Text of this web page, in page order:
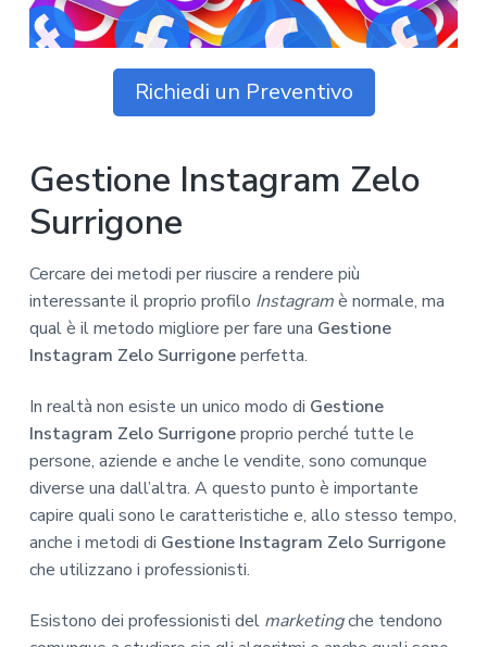
Richiedi un Preventivo
Gestione Instagram Zelo
Surrigone
Cercare dei metodi per riuscire a rendere più
interessante il proprio profilo Instagramè normale, ma
qual è il metodo migliore per fare una Gestione
Instagram Zelo Surrigoneperfetta.
In realtà non esiste un unico modo di Gestione
Instagram Zelo Surrigoneproprio perché tutte le
persone, aziende e anche le vendite, sono comunque
diverse una dall’altra. A questo punto è importante
capire quali sono le caratteristiche e, allo stesso tempo,
anche i metodi di Gestione Instagram Zelo Surrigone
che utilizzano i professionisti.
Esistono dei professionisti del marketingche tendono